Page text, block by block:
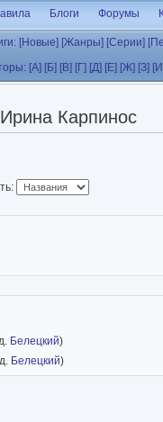
Блоги Форумы
[Новые] [Жанры] [Серии]
[А] [Б] [В] [Г] [Д] [Е] [Ж] [З]
Ирина Карпинос
Белецкий)
Белецкий)